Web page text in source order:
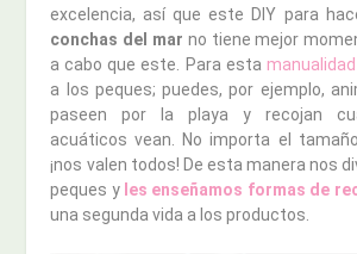
excelencia, así que este DIY para
conchas del mar no tiene mejor
a cabo que este. Para esta manualidad
a los peques; puedes, por ejemplo,
paseen por la playa y recojan
acuáticos vean. No importa el
¡nos valen todos! De esta manera nos
peques y les enseñamos formas de
una segunda vida a los productos.